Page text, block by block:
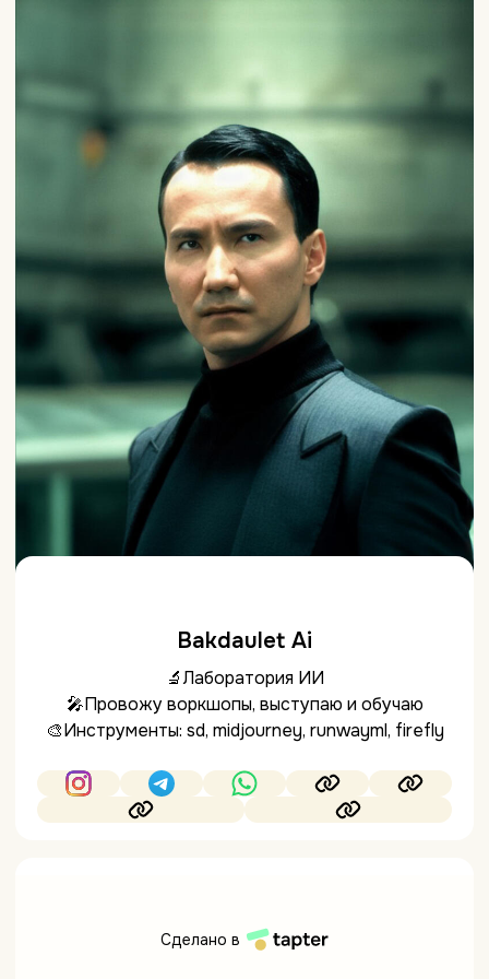
Bakdaulet Ai
🔬Лаборатория ИИ
🎤Провожу воркшопы, выступаю и обучаю
🎨Инструменты: sd, midjourney, runwayml, firefly
Сделано в